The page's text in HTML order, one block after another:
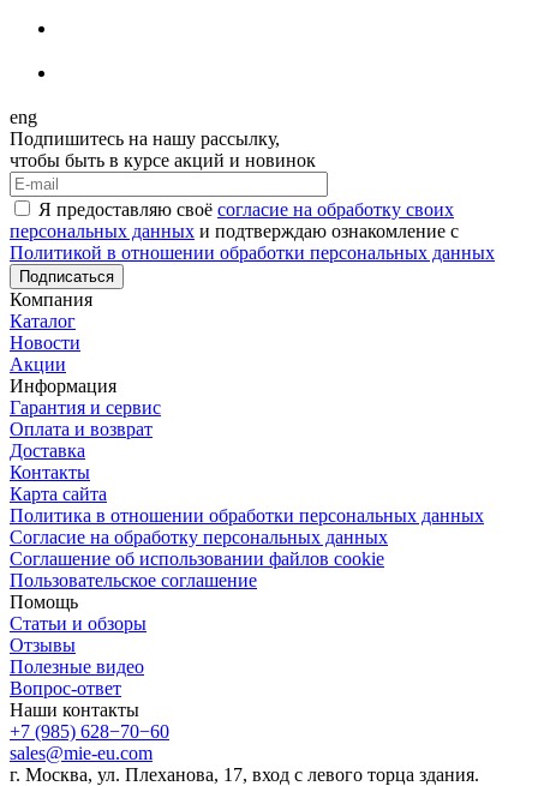
eng
Подпишитесь на нашу рассылку,
чтобы быть в курсе акций и новинок
Я предоставляю своё согласие на обработку своих
персональных данных и подтверждаю ознакомление с
Политикой в отношении обработки персональных данных
Подписаться
Компания
Каталог
Новости
Акции
Информация
Гарантия и сервис
Оплата и возврат
Доставка
Контакты
Карта сайта
Политика в отношении обработки персональных данных
Cогласие на обработку персональных данных
Cоглашение об использовании файлов cookie
Пользовательское соглашение
Помощь
Статьи и обзоры
Отзывы
Полезные видео
Вопрос-ответ
Наши контакты
+7 (985) 628−70−60
sales@mie-eu.com
г. Москва, ул. Плеханова, 17, вход с левого торца здания.